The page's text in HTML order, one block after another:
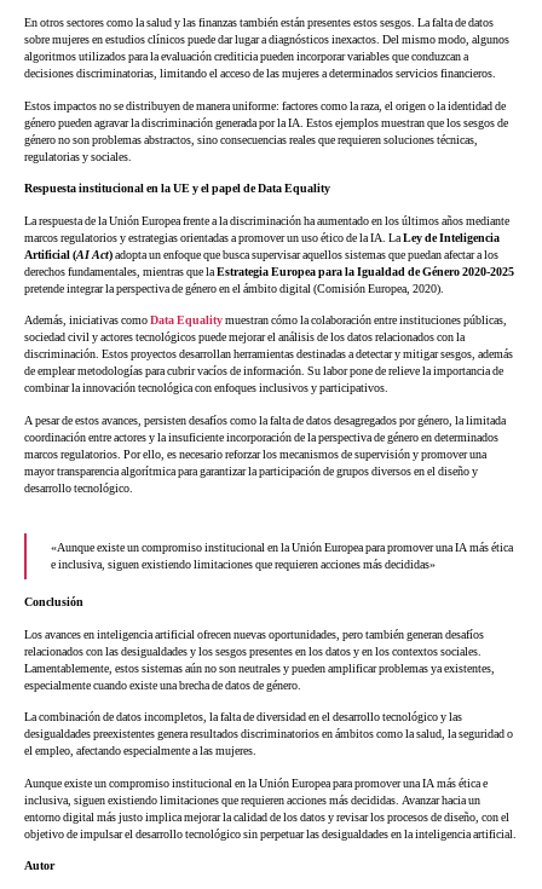
En otros sectores como la salud y las finanzas también están presentes estos sesgos. La falta de datos
sobre mujeres en estudios clínicos puede dar lugar a diagnósticos inexactos. Del mismo modo, algunos
algoritmos utilizados para la evaluación crediticia pueden incorporar variables que conduzcan a
decisiones discriminatorias, limitando el acceso de las mujeres a determinados servicios financieros.
Estos impactos no se distribuyen de manera uniforme: factores como la raza, el origen o la identidad de
género pueden agravar la discriminación generada por la IA. Estos ejemplos muestran que los sesgos de
género no son problemas abstractos, sino consecuencias reales que requieren soluciones técnicas,
regulatorias y sociales.
Respuesta institucional en la UE y el papel de Data Equality
La respuesta de la Unión Europea frente a la discriminación ha aumentado en los últimos años mediante
marcos regulatorios y estrategias orientadas a promover un uso ético de la IA. LaLey de Inteligencia
Artificial (AI Act)adopta un enfoque que busca supervisar aquellos sistemas que puedan afectar a los
derechos fundamentales, mientras que laEstrategia Europea para la Igualdad de Género 2020-2025
pretende integrar la perspectiva de género en el ámbito digital (Comisión Europea, 2020).
Además, iniciativas comoData Equalitymuestran cómo la colaboración entre instituciones públicas,
sociedad civil y actores tecnológicos puede mejorar el análisis de los datos relacionados con la
discriminación. Estos proyectos desarrollan herramientas destinadas a detectar y mitigar sesgos, además
de emplear metodologías para cubrir vacíos de información. Su labor pone de relieve la importancia de
combinar la innovación tecnológica con enfoques inclusivos y participativos.
A pesar de estos avances, persisten desafíos como la falta de datos desagregados por género, la limitada
coordinación entre actores y la insuficiente incorporación de la perspectiva de género en determinados
marcos regulatorios. Por ello, es necesario reforzar los mecanismos de supervisión y promover una
mayor transparencia algorítmica para garantizar la participación de grupos diversos en el diseño y
desarrollo tecnológico.
«Aunque existe un compromiso institucional en la Unión Europea para promover una IA más ética
e inclusiva, siguen existiendo limitaciones que requieren acciones más decididas»
Conclusión
Los avances en inteligencia artificial ofrecen nuevas oportunidades, pero también generan desafíos
relacionados con las desigualdades y los sesgos presentes en los datos y en los contextos sociales.
Lamentablemente, estos sistemas aún no son neutrales y pueden amplificar problemas ya existentes,
especialmente cuando existe una brecha de datos de género.
La combinación de datos incompletos, la falta de diversidad en el desarrollo tecnológico y las
desigualdades preexistentes genera resultados discriminatorios en ámbitos como la salud, la seguridad o
el empleo, afectando especialmente a las mujeres.
Aunque existe un compromiso institucional en la Unión Europea para promover una IA más ética e
inclusiva, siguen existiendo limitaciones que requieren acciones más decididas. Avanzar hacia un
entorno digital más justo implica mejorar la calidad de los datos y revisar los procesos de diseño, con el
objetivo de impulsar el desarrollo tecnológico sin perpetuar las desigualdades en la inteligencia artificial.
Autor